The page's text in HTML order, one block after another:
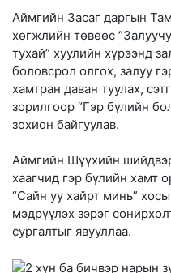
Аймгийн Засаг даргын
хөгжлийн төвөөс
тухай” хуулийн хүрээнд
боловсрол олгох, залуу
хамтран даван туулах,
зорилгоор “Гэр бүлийн
зохион байгуулав.
Аймгийн Шүүхийн
хаагчид гэр бүлийн хамт
“Сайн уу хайрт минь”
мэдрүүлэх зэрэг
сургалтыг явууллаа.